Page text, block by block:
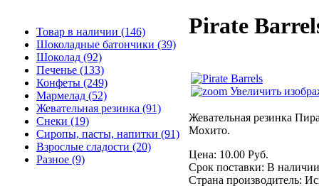
Товар в наличии (146)
Шоколадные батончики (39)
Шоколад (92)
Печенье (133)
Конфеты (249)
Мармелад (52)
Жевательная резинка (91)
Снеки (19)
Сиропы, пасты, напитки (91)
Взрослые сладости (20)
Разное (9)
Pirate
Увеличить
Жевательная резинка
Мохито.
Цена: 10.00 Руб.
Срок поставки: В наличии
Страна производитель: